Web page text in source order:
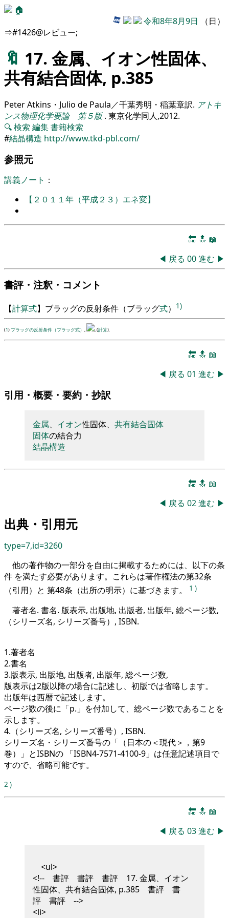
🏠
令和8年8月9日 （日）
⇒#1426@レビュー;
🔖 17. 金属、イオン性固体、
共有結合固体, p.385
Peter Atkins・Julio de Paula／千葉秀明・稲葉章訳. アトキ
ンス物理化学要論 第５版 . 東京化学同人,2012.
🔍検索 編集書籍検索
#結晶構造 http://www.tkd-pbl.com/
参照元
講義ノート ：
【２０１１年（平成２３）エネ変】
🔚 🔝 📖
◀ 戻る 00進む ▶
書評・注釈・コメント
【計算式】 ブラッグの反射条件 （ブラッグ式） 1)
(1)ブラッグの反射条件（ブラッグ式） , , (計算).
🔚 🔝 📖
◀ 戻る 01 進む ▶
引用・概要・要約・抄訳
金属、 イオン性固体、 共有結合固体
固体の結合力
結晶構造
🔚 🔝 📖
◀ 戻る 02進む ▶
出典・引用元
type=7,id=3260
他の著作物の一部分を自由に掲載するためには、以下の条
件 を満たす必要があります。これらは著作権法の第32条
（引用）と 第48条（出所の明示）に基づきます。
1 )
著者名. 書名. 版表示, 出版地, 出版者, 出版年, 総ページ数,
（シリーズ名, シリーズ番号）, ISBN.
1.著者名
2.書名
3.版表示, 出版地, 出版者, 出版年, 総ページ数,
版表示は2版以降の場合に記述し、初版では省略します。
出版年は西暦で記述します。
ページ数の後に「p.」を付加して、総ページ数であることを
示します。
4.（シリーズ名, シリーズ番号）, ISBN.
シリーズ名・シリーズ番号の「（日本の＜現代＞，第9
巻）」とISBNの 「ISBN4-7571-4100-9」は任意記述項目で
すので、省略可能です。
2 )
🔚 🔝 📖
◀ 戻る 03進む ▶
<ul>
<!-- 書評 書評 書評 17. 金属、イオン
性固体、共有結合固体, p.385 書評 書
評 書評 -->
<li>